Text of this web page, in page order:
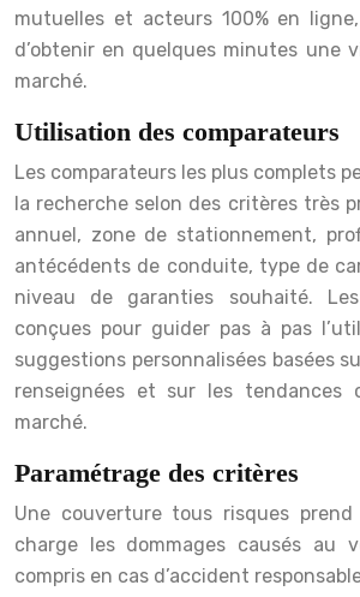
mutuelles et acteurs 100% en
d’obtenir en quelques minutes une
marché.
Utilisation des comparateurs
Les comparateurs les plus complets
la recherche selon des critères très
annuel, zone de stationnement,
antécédents de conduite, type de
niveau de garanties souhaité.
conçues pour guider pas à pas
suggestions personnalisées basées
renseignées et sur les tendances
marché.
Paramétrage des critères
Une couverture tous risques prend
charge les dommages causés au
compris en cas d’accident